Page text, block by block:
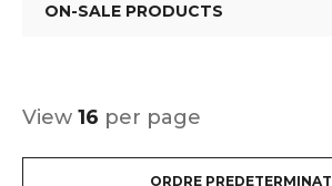
ON-SALE PRODUCTS
ORDRE PREDETERMINAT
View 16 per page